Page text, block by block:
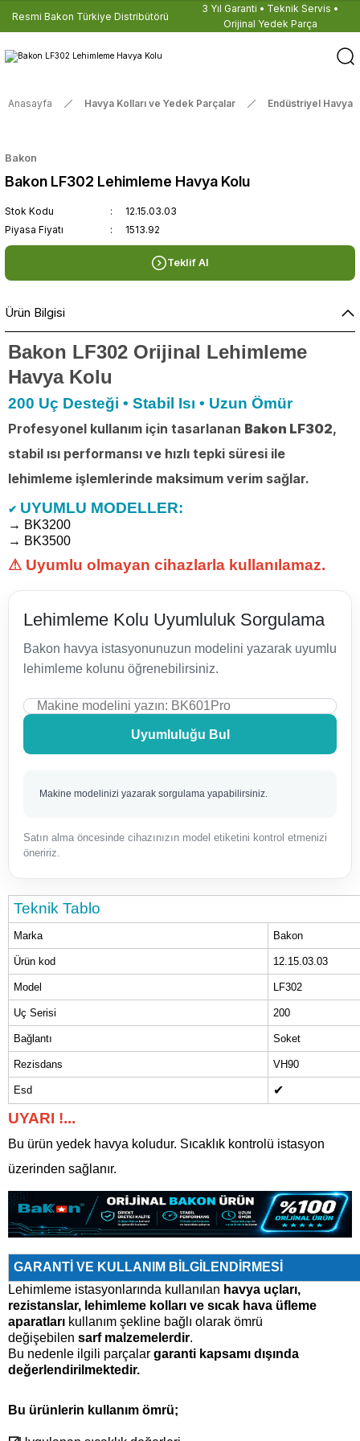
Resmi Bakon Türkiye Distribütörü
3 Yıl Garanti • Teknik Servis •
Orijinal Yedek Parça
Anasayfa Havya Kolları ve Yedek Parçalar Endüstriyel Havya
Bakon
Bakon LF302 Lehimleme Havya Kolu
Stok Kodu
12.15.03.03
Piyasa Fiyatı
1513.92
Teklif Al
Ürün Bilgisi
Bakon LF302 Orijinal Lehimleme
Havya Kolu
200 Uç Desteği • Stabil Isı • Uzun Ömür
Profesyonel kullanım için tasarlanan Bakon LF302,
stabil ısı performansı ve hızlı tepki süresi ile
lehimleme işlemlerinde maksimum verim sağlar.
✔ UYUMLU MODELLER:
→ BK3200
→ BK3500
⚠ Uyumlu olmayan cihazlarla kullanılamaz.
Lehimleme Kolu Uyumluluk Sorgulama
Bakon havya istasyonunuzun modelini yazarak uyumlu
lehimleme kolunu öğrenebilirsiniz.
Uyumluluğu Bul
Makine modelinizi yazarak sorgulama yapabilirsiniz.
Satın alma öncesinde cihazınızın model etiketini kontrol etmenizi
öneririz.
Teknik Tablo
Marka Bakon
Ürün kod 12.15.03.03
Model LF302
Uç Serisi 200
Bağlantı Soket
Rezisdans VH90
Esd ✔
UYARI !...
Bu ürün yedek havya koludur. Sıcaklık kontrolü istasyon
üzerinden sağlanır.
GARANTİ VE KULLANIM BİLGİLENDİRMESİ
Lehimleme istasyonlarında kullanılan havya uçları,
rezistanslar, lehimleme kolları ve sıcak hava üfleme
aparatları kullanım şekline bağlı olarak ömrü
değişebilen sarf malzemelerdir.
Bu nedenle ilgili parçalar garanti kapsamı dışında
değerlendirilmektedir.
Bu ürünlerin kullanım ömrü;